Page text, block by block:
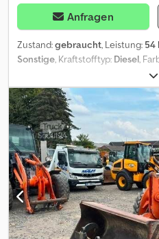
Anfragen
Zustand:gebraucht, Leistung: 54
Sonstige, Kraftstofftyp: Diesel,
,
Ladegewicht:800 kg,
Konfiguration:2 Achsen, Anzahl
02/2016, Emissionsklasse: keine ,
Betriebsstunden:
2.232 h,
Hinterreifengröße:400 / 70 R 20,
Radstand:2.000 mm, Ausstattung:
Schaufel, Grundfarbe: blau,
Allradantrieb,
Nutzlast(kg):800 Aufbautyp: Atlas
Baujahr 02.2016, Betr. Std.
Zylinder Deutz Dieselmotor mit 54